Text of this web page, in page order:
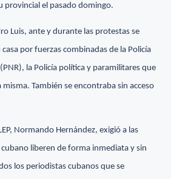
provincial el pasado domingo.
Luis, ante y durante las protestas se
por fuerzas combinadas de la Policía
la Policía política y paramilitares que
También se encontraba sin acceso
Normando Hernández, exigió a las
liberen de forma inmediata y sin
los periodistas cubanos que se